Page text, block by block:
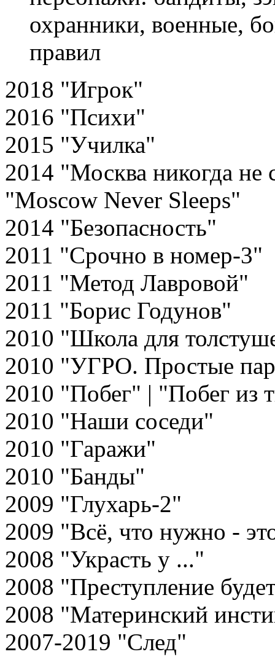
охранники, военные,
правил
2018 "Игрок"
2016 "Психи"
2015 "Училка"
2014 "Москва никогда не
"Moscow Never Sleeps"
2014 "Безопасность"
2011 "Срочно в номер-3"
2011 "Метод Лавровой"
2011 "Борис Годунов"
2010 "Школа для
2010 "УГРО. Простые
2010 "Побег" | "Побег из
2010 "Наши соседи"
2010 "Гаражи"
2010 "Банды"
2009 "Глухарь-2"
2009 "Всё, что нужно -
2008 "Украсть у ..."
2008 "Преступление
2008 "Материнский
2007-2019 "След"